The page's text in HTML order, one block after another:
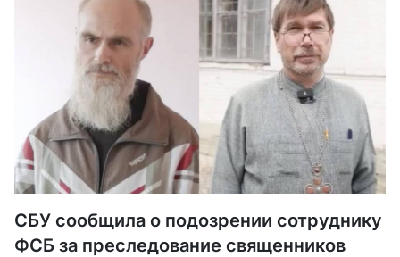
СБУ сообщила о подозрении сотруднику
ФСБ за преследование священников